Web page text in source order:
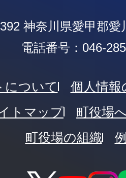
神奈川県愛甲郡愛
電話番号：046-
について
個人情
トマップ
町役場
町役場の組織